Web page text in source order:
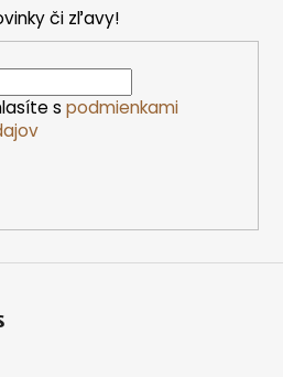
či zľavy!
s podmienkami